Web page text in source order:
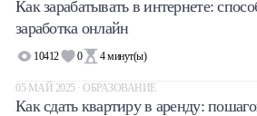
Как зарабатывать в интернете:
заработка онлайн
10412 0 4минут(ы)
05 МАЙ 2025 · ОБРАЗОВАНИЕ
Как сдать квартиру в аренду: